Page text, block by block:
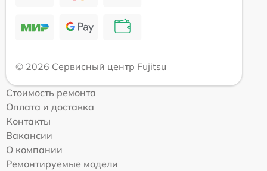
© 2026 Сервисный центр Fujitsu
Стоимость ремонта
Оплата и доставка
Контакты
Вакансии
О компании
Ремонтируемые модели